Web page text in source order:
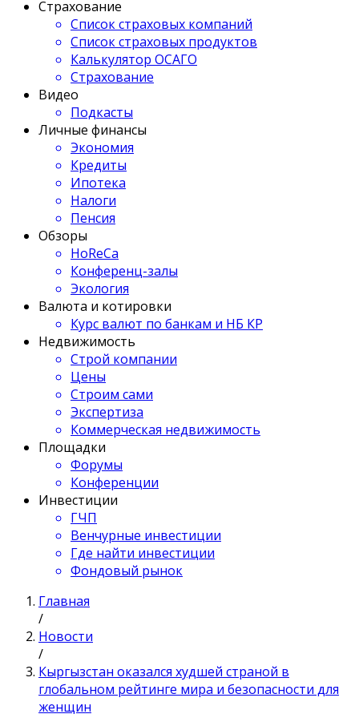
Страхование
Список страховых компаний
Список страховых продуктов
Калькулятор ОСАГО
Страхование
Видео
Подкасты
Личные финансы
Экономия
Кредиты
Ипотека
Налоги
Пенсия
Обзоры
HoReCa
Конференц-залы
Экология
Валюта и котировки
Курс валют по банкам и НБ КР
Недвижимость
Строй компании
Цены
Строим сами
Экспертиза
Коммерческая недвижимость
Площадки
Форумы
Конференции
Инвестиции
ГЧП
Венчурные инвестиции
Где найти инвестиции
Фондовый рынок
Главная
/
Новости
/
Кыргызстан оказался худшей страной в
глобальном рейтинге мира и безопасности для
женщин